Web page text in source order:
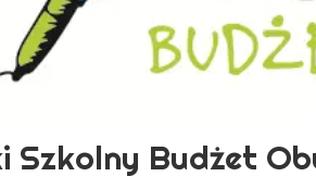
Szkolny Budżet